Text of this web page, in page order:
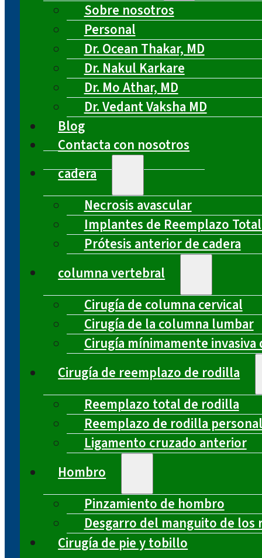
Sobre nosotros
Personal
Dr. Ocean Thakar, MD
Dr. Nakul Karkare
Dr. Mo Athar, MD
Dr. Vedant Vaksha MD
Blog
Contacta con nosotros
cadera
Necrosis avascular
Implantes de Reemplazo
Prótesis anterior de cadera
columna vertebral
Cirugía de columna cervical
Cirugía de la columna lumbar
Cirugía mínimamente
Cirugía de reemplazo de rodilla
Reemplazo total de rodilla
Reemplazo de rodilla
Ligamento cruzado anterior
Hombro
Pinzamiento de hombro
Desgarro del manguito de los
Cirugía de pie y tobillo